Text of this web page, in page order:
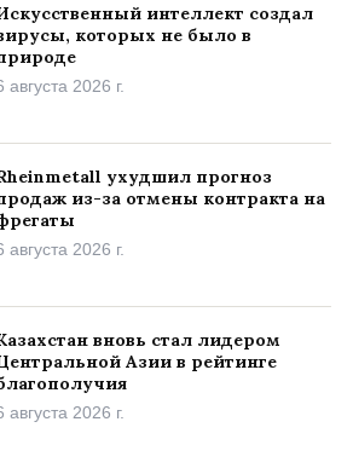
интеллект создал
которых не было в
августа 2026 г.
ухудшил прогноз
из-за отмены контракта на
августа 2026 г.
вновь стал лидером
Азии в рейтинге
августа 2026 г.